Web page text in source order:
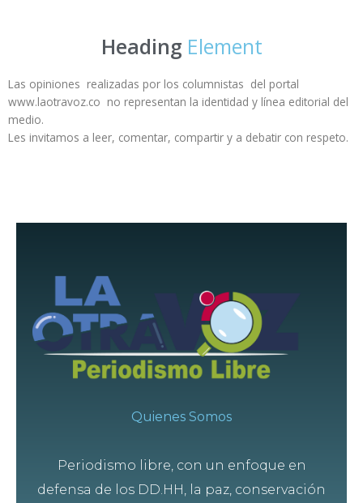
Heading Element
Las opiniones realizadas por los columnistas del portal
www.laotravoz.co no representan la identidad y línea editorial del
medio.
Les invitamos a leer, comentar, compartir y a debatir con respeto.
Quienes Somos
Periodismo libre, con un enfoque en
defensa de los DD.HH, la paz, conservación